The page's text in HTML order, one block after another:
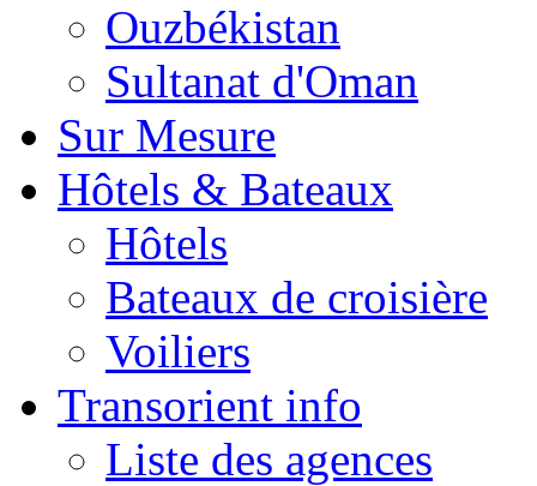
Ouzbékistan
Sultanat d'Oman
Sur Mesure
Hôtels & Bateaux
Hôtels
Bateaux de croisière
Voiliers
Transorient info
Liste des agences